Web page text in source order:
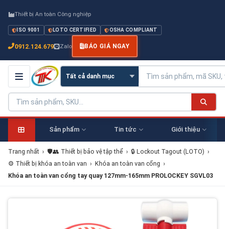
Thiết bị An toàn Công nghiệp
ISO 9001 LOTO CERTIFIED OSHA COMPLIANT
0912.124.679 Zalo BÁO GIÁ NGAY
Sản phẩm Tin tức Giới thiệu
Trang nhất › 🛡️👥 Thiết bị bảo vệ tập thể › 🔒 Lockout Tagout (LOTO) ›
⚙️ Thiết bị khóa an toàn van › Khóa an toàn van cổng ›
Khóa an toàn van cổng tay quay 127mm-165mm PROLOCKEY SGVL03